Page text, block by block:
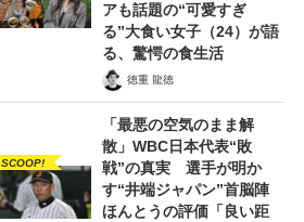
アも話題の“可愛すぎ
る”大食い女子（24）が語
る、驚愕の食生活
徳重 龍徳
SCOOP!
「最悪の空気のまま解
散」WBC日本代表“敗
戦”の真実 選手が明か
す“井端ジャパン”首脳陣
ほんとうの評価「良い距